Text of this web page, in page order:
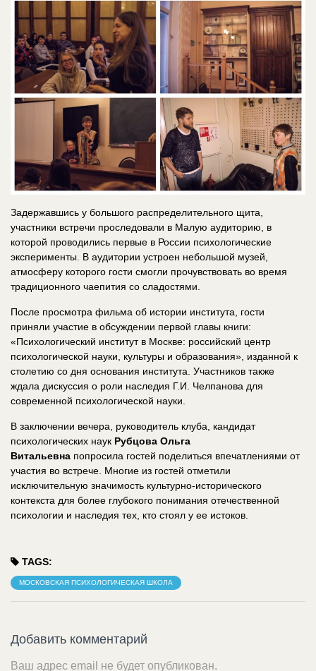
Задержавшись у большого распределительного щита,
участники встречи проследовали в Малую аудиторию, в
которой проводились первые в России психологические
эксперименты. В аудитории устроен небольшой музей,
атмосферу которого гости смогли прочувствовать во время
традиционного чаепития со сладостями.
После просмотра фильма об истории института, гости
приняли участие в обсуждении первой главы книги:
«Психологический институт в Москве: российский центр
психологической науки, культуры и образования», изданной к
столетию со дня основания института. Участников также
ждала дискуссия о роли наследия Г.И. Челпанова для
современной психологической науки.
В заключении вечера, руководитель клуба, кандидат
психологических наук Рубцова Ольга
Витальевна попросила гостей поделиться впечатлениями от
участия во встрече. Многие из гостей отметили
исключительную значимость культурно-исторического
контекста для более глубокого понимания отечественной
психологии и наследия тех, кто стоял у ее истоков.
TAGS:
МОСКОВСКАЯ ПСИХОЛОГИЧЕСКАЯ ШКОЛА
Добавить комментарий
Ваш адрес email не будет опубликован.